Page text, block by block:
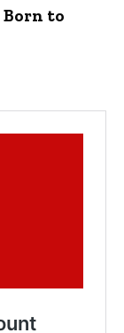
Born to